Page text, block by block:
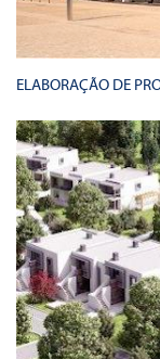
ELABORAÇÃO DE